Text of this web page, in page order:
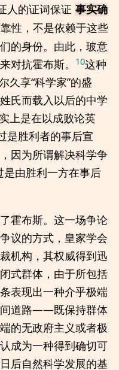
人的证词保证 事实确
性，不是依赖于这些
的身份。由此，玻意
对抗霍布斯。
10这种
久享“科学家”的盛
氏而载入以后的中学
上是在以成败论英
是胜利者的事后宣
因为所谓解决科学争
是由胜利一方在事后
霍布斯。这一场争论
议的方式，皇家学会
机构，其权威得到迅
式群体，由于所包括
表现出一种介乎极端
间道路——既保持群体
的无政府主义或者极
成为一种得到确切可
后自然科学发展的基